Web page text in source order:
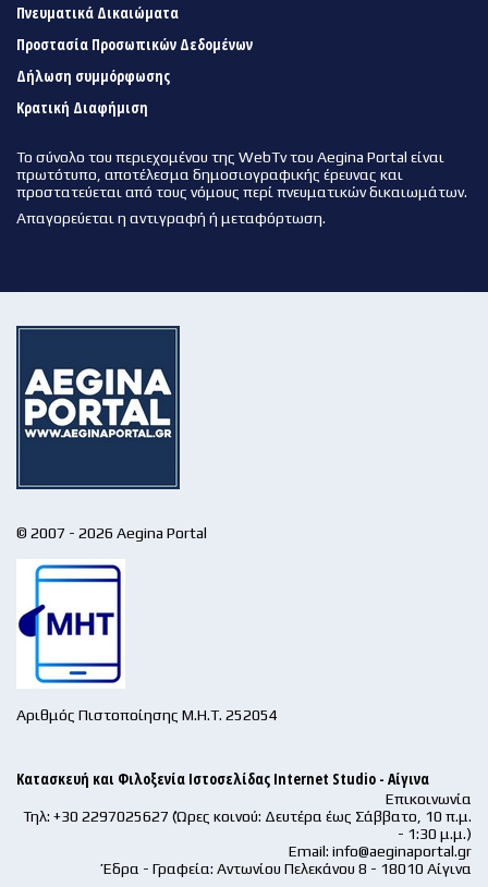
Πνευματικά Δικαιώματα
Προστασία Προσωπικών Δεδομένων
Δήλωση συμμόρφωσης
Κρατική Διαφήμιση
Το σύνολο του περιεχομένου της WebTv του Aegina Portal είναι
πρωτότυπο, αποτέλεσμα δημοσιογραφικής έρευνας και
προστατεύεται από τους νόμους περί πνευματικών δικαιωμάτων.
Απαγορεύεται η αντιγραφή ή μεταφόρτωση.
© 2007 - 2026 Aegina Portal
Αριθμός Πιστοποίησης Μ.Η.Τ. 252054
Κατασκευή και Φιλοξενία Ιστοσελίδας Internet Studio - Αίγινα
Επικοινωνία
Τηλ: +30 2297025627 (Ώρες κοινού: Δευτέρα έως Σάββατο, 10 π.μ.
- 1:30 μ.μ.)
Email: info@aeginaportal.gr
Έδρα - Γραφεία: Αντωνίου Πελεκάνου 8 - 18010 Αίγινα